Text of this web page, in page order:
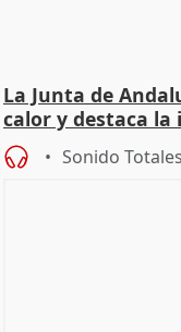
La Junta de
calor y destaca la
Sonido Totales